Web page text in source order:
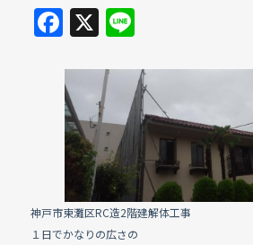
F
a
c
e
b
o
o
k
X Li
e
神戸市東灘区RC造2階建解体工事
１日でかなりの広さの